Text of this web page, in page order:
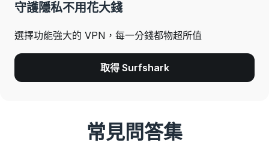
守護隱私不用花大錢
選擇功能強大的 VPN，每一分錢都物超所值
取得 Surfshark
常見問答集